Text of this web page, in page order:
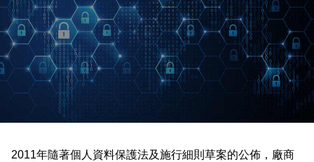
2011年隨著個人資料保護法及施行細則草案的公佈，廠商